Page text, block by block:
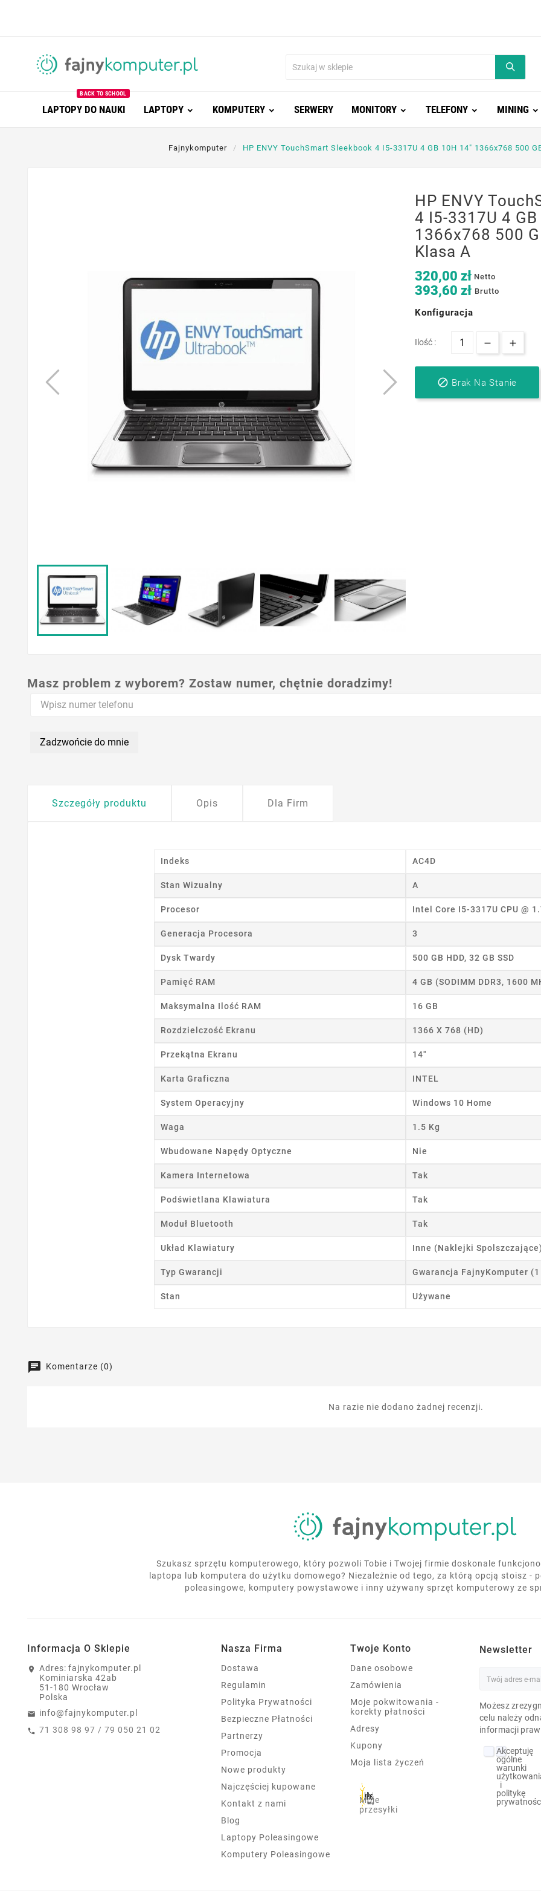
LAPTOPY DO NAUKI
BACK TO SCHOOL
LAPTOPY KOMPUTERY SERWERY MONITORY TELEFONY MINING
Fajnykomputer HP ENVY TouchSmart Sleekbook 4 I5-3317U 4 GB 10H 14" 1366x768 500
HP ENVY
4 I5-3317U 4
1366x768 500
Klasa A
320,00 zł Netto
393,60 zł Brutto
Konfiguracja
Ilość :
 Brak Na Stanie
Masz problem z wyborem? Zostaw numer, chętnie doradzimy!
Zadzwońcie do mnie
Szczegóły produktu Opis Dla Firm
Indeks AC4D
Stan Wizualny A
Procesor Intel Core I5-3317U CPU @
Generacja Procesora 3
Dysk Twardy 500 GB HDD, 32 GB SSD
Pamięć RAM 4 GB (SODIMM DDR3, 1600
Maksymalna Ilość RAM 16 GB
Rozdzielczość Ekranu 1366 X 768 (HD)
Przekątna Ekranu 14"
Karta Graficzna INTEL
System Operacyjny Windows 10 Home
Waga 1.5 Kg
Wbudowane Napędy Optyczne Nie
Kamera Internetowa Tak
Podświetlana Klawiatura Tak
Moduł Bluetooth Tak
Układ Klawiatury Inne (Naklejki Spolszczające)
Typ Gwarancji Gwarancja FajnyKomputer (1
Stan Używane
Komentarze (0)
Na razie nie dodano żadnej recenzji.
Szukasz sprzętu komputerowego, który pozwoli Tobie i Twojej firmie doskonale
laptopa lub komputera do użytku domowego? Niezależnie od tego, za którą opcją stoisz -
poleasingowe, komputery powystawowe i inny używany sprzęt komputerowy ze
Informacja O Sklepie
Adres: fajnykomputer.pl
Kominiarska 42ab
51-180 Wrocław
Polska
info@fajnykomputer.pl
71 308 98 97 / 79 050 21 02
Nasza Firma
Dostawa
Regulamin
Polityka Prywatności
Bezpieczne Płatności
Partnerzy
Promocja
Nowe produkty
Najczęściej kupowane
Kontakt z nami
Blog
Laptopy Poleasingowe
Komputery Poleasingowe
Twoje Konto
Dane osobowe
Zamówienia
Moje pokwitowania -
korekty płatności
Adresy
Kupony
Moja lista życzeń
Moje
przesyłki
Newsletter
Możesz
celu należy
informacji
Akceptuję
ogólne
warunki
i
politykę
Utwórz listę życzeń
Nazwa listy życzeń